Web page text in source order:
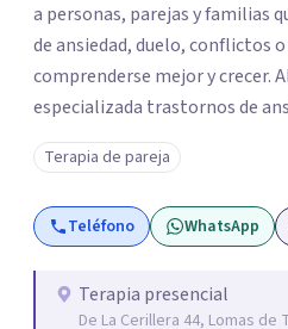
a personas, parejas y familias
de ansiedad, duelo, conflictos
comprenderse mejor y crecer.
especializada trastornos de
trastornos de atención e
estado de ánimo, problemas
conductuales, así como
estrés y las emociones. Mi espacio es seguro, respetuoso
mi labor es escucharte con
Terapia de pareja
Teléfono WhatsApp
Terapia presencial
De La Cerillera 44, Lomas